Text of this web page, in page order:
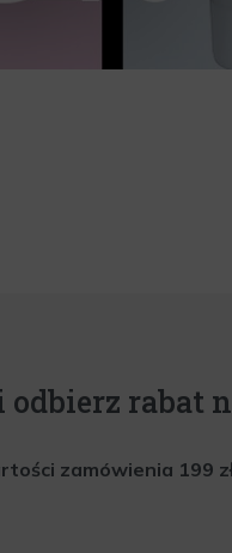
rabat
zamówienia 199